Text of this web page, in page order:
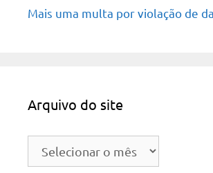
Mais uma multa por violação de
Arquivo do site
Arquivo